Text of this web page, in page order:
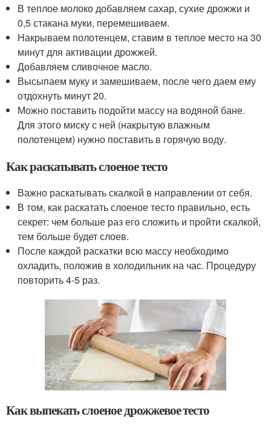
В теплое молоко добавляем сахар, сухие дрожжи и
0,5 стакана муки, перемешиваем.
Накрываем полотенцем, ставим в теплое место на 30
минут для активации дрожжей.
Добавляем сливочное масло.
Высыпаем муку и замешиваем, после чего даем ему
отдохнуть минут 20.
Можно поставить подойти массу на водяной бане.
Для этого миску с ней (накрытую влажным
полотенцем) нужно поставить в горячую воду.
Как раскатывать слоеное тесто
Важно раскатывать скалкой в направлении от себя.
В том, как раскатать слоеное тесто правильно, есть
секрет: чем больше раз его сложить и пройти скалкой,
тем больше будет слоев.
После каждой раскатки всю массу необходимо
охладить, положив в холодильник на час. Процедуру
повторить 4-5 раз.
Как выпекать слоеное дрожжевое тесто